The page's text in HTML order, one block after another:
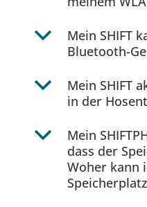
b
Mein SHIFT
Bluetooth-
b
Mein SHIFT
in der
b
Mein
dass der
Woher kann